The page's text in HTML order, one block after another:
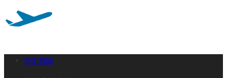
DESTINOS